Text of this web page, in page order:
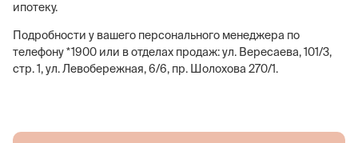
ипотеку.
Подробности у вашего персонального менеджера по
телефону *1900 или в отделах продаж: ул. Вересаева, 101/3,
стр. 1, ул. Левобережная, 6/6, пр. Шолохова 270/1.